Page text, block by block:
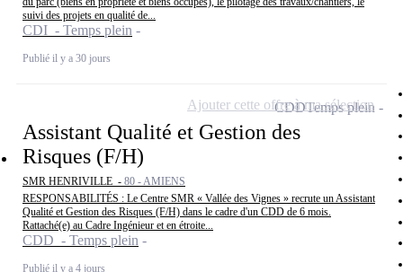
suivi des projets en qualité de...
CDI - Temps plein
Publié il y a 30 jours
Assistant Qualité et Gestion des
Risques (F/H)
SMR HENRIVILLE - 80 - AMIENS
RESPONSABILITÉS : Le Centre SMR « Vallée des Vignes » recrute un Assistant
Qualité et Gestion des Risques (F/H) dans le cadre d'un CDD de 6 mois.
Rattaché(e) au Cadre Ingénieur et en étroite...
CDD - Temps plein
Publié il y a 4 jours
CDDTemps plein
Ajouter cette offre à ma sélection